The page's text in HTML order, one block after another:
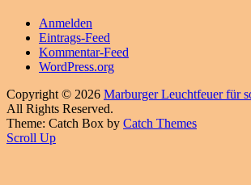
Anmelden
Eintrags-Feed
Kommentar-Feed
WordPress.org
Copyright © 2026 Marburger Leuchtfeuer für
All Rights Reserved.
Theme: Catch Box by Catch Themes
Scroll Up